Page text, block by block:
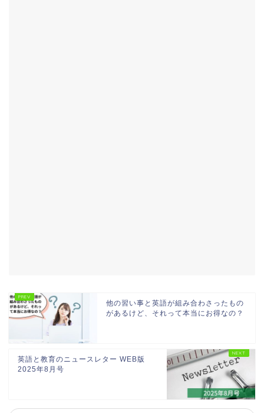
他の習い事と英語が組み合わさったもの
があるけど、それって本当にお得なの？
英語と教育のニュースレター WEB版
2025年8月号